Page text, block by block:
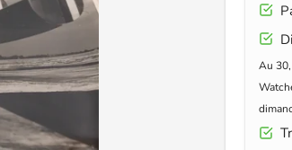
Au